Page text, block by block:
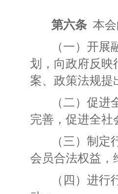
第六条 本
（一）开
划，向政府反映
案、政策法规提
（二）促
完善，促进全社
（三）制
会员合法权益，
（四）进